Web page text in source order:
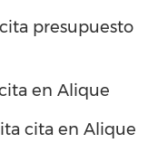
presupuesto
en Alique
cita en Alique